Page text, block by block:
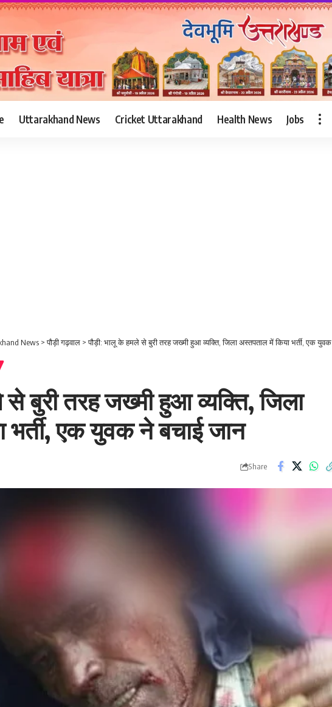
Uttarakhand News Cricket Uttarakhand Health News Jobs
News >पौड़ी गढ़वाल >पौड़ी: भालू के हमले से बुरी तरह जख्मी हुआ व्यक्ति, जिला अस्तपताल में किया भर्ती, एक युवक ने बचाई जान
बुरी तरह जख्मी हुआ व्यक्ति, जिला
एक युवक ने बचाई जान
Share